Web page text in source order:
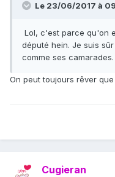
Le 23/06/2017 à
Lol, c'est parce qu'on
député hein. Je suis
comme ses camarades.
On peut toujours rêver
Cugieran